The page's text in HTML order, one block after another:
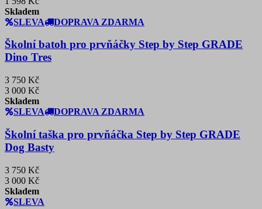
Skladem
SLEVA
DOPRAVA ZDARMA
Školní batoh pro prvňáčky Step by Step GRADE
Dino Tres
3 750 Kč
3 000 Kč
Skladem
SLEVA
DOPRAVA ZDARMA
Školní taška pro prvňáčka Step by Step GRADE
Dog Basty
3 750 Kč
3 000 Kč
Skladem
SLEVA